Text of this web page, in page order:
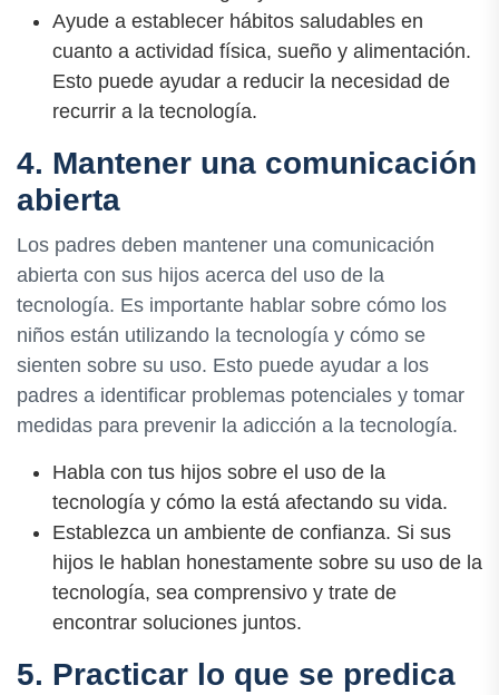
Ayude a establecer hábitos saludables en
cuanto a actividad física, sueño y alimentación.
Esto puede ayudar a reducir la necesidad de
recurrir a la tecnología.
4. Mantener una comunicación
abierta
Los padres deben mantener una comunicación
abierta con sus hijos acerca del uso de la
tecnología. Es importante hablar sobre cómo los
niños están utilizando la tecnología y cómo se
sienten sobre su uso. Esto puede ayudar a los
padres a identificar problemas potenciales y tomar
medidas para prevenir la adicción a la tecnología.
Habla con tus hijos sobre el uso de la
tecnología y cómo la está afectando su vida.
Establezca un ambiente de confianza. Si sus
hijos le hablan honestamente sobre su uso de la
tecnología, sea comprensivo y trate de
encontrar soluciones juntos.
5. Practicar lo que se predica